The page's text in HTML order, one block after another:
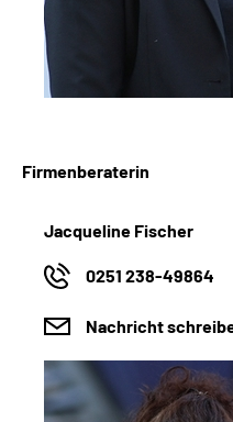
Firmenberaterin
Jacqueline Fischer
0251 238-49864
Nachricht